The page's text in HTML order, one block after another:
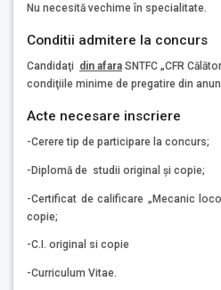
Nu necesită vechime în specialitate.
Conditii admitere la concurs
Candidaţi din afara SNTFC „CFR
condiţiile minime de pregatire din
Acte necesare inscriere
-Cerere tip de participare la concurs;
-Diplomă de studii original şi copie;
-Certificat de calificare „Mecanic
copie;
-C.I. original si copie
-Curriculum Vitae.